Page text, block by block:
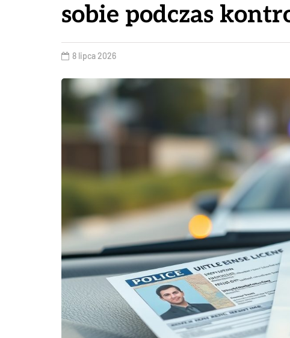
sobie podczas
8 lipca 2026